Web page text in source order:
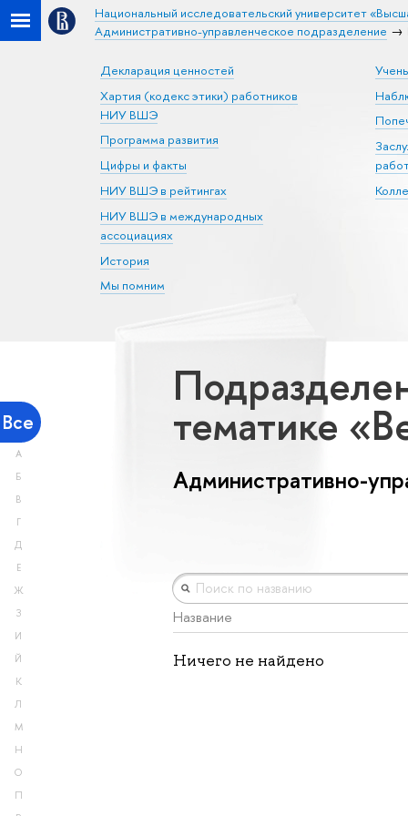
Национальный исследовательский университет
Административно-управленческое подразделение
Декларация ценностей
Хартия (кодекс этики) работников
НИУ ВШЭ
Программа развития
Цифры и факты
НИУ ВШЭ в рейтингах
НИУ ВШЭ в международных
ассоциациях
История
Мы помним
Все
А
Б
В
Г
Д
Е
Ж
З
И
Й
К
Л
М
Н
О
П
тематике
Административно-
Название
Ничего не найдено